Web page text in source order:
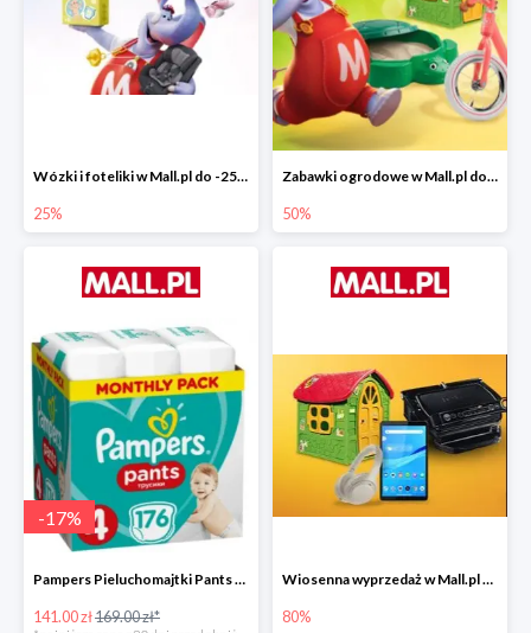
Wózki i foteliki w Mall.pl do -25%
25%
Zabawki ogrodowe w Mall.pl do -40%
50%
-17%
Pampers Pieluchomajtki Pants 4 (9-15 kg) 176 szt. -16%
141.00 zł169.00 zł*
Wiosenna wyprzedaż w Mall.pl do -80%
80%